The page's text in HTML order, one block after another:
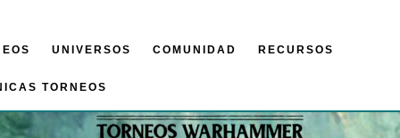
UNIVERSOS COMUNIDAD RECURSOS
TORNEOS